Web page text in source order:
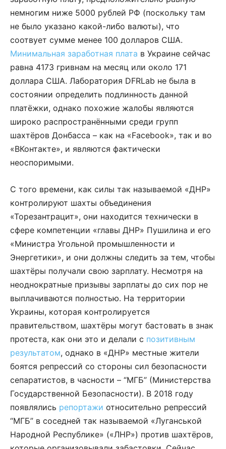
немногим ниже 5000 рублей РФ (поскольку там
не было указано какой-либо валюты), что
соотвует сумме менее 100 долларов США.
Минимальная заработная плата в Украине сейчас
равна 4173 гривнам на месяц или около 171
доллара США. Лаборатория DFRLab не была в
состоянии определить подлинность данной
платёжки, однако похожие жалобы являются
широко распространёнными среди групп
шахтёров Донбасса – как на «Facebook», так и во
«ВКонтакте», и являются фактически
неоспоримыми.
С того времени, как силы так называемой «ДНР»
контролируют шахты объединения
«Торезантрацит», они находится технически в
сфере компетенции «главы ДНР» Пушилина и его
«Министра Угольной промышленности и
Энергетики», и они должны следить за тем, чтобы
шахтёры получали свою зарплату. Несмотря на
неоднократные призывы зарплаты до сих пор не
выплачиваются полностью. На территории
Украины, которая контролируется
правительством, шахтёры могут бастовать в знак
протеста, как они это и делали с позитивным
результатом, однако в «ДНР» местные жители
боятся репрессий со стороны сил безопасности
сепаратистов, в часности – “МГБ” (Министерства
Государственной Безопасности). В 2018 году
появлялись репортажи относительно репрессий
“МГБ” в соседней так называемой «Луганськой
Народной Республике» («ЛНР») против шахтёров,